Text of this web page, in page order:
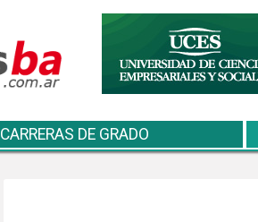
CARRERAS DE GRADO